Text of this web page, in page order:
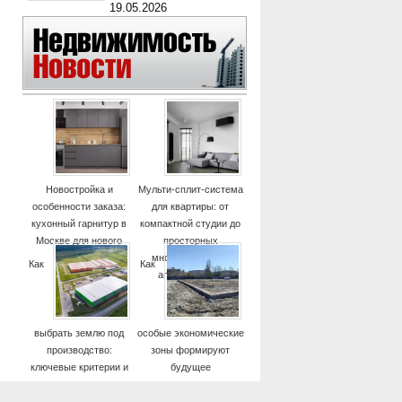
19.05.2026
Новостройка и
особенности заказа:
кухонный гарнитур в
Москве для нового
дома
Мульти-сплит-система
для квартиры: от
компактной студии до
просторных
многокомнатных
апартаментов
Как
выбрать землю под
производство:
ключевые критерии и
Как
особые экономические
зоны формируют
будущее